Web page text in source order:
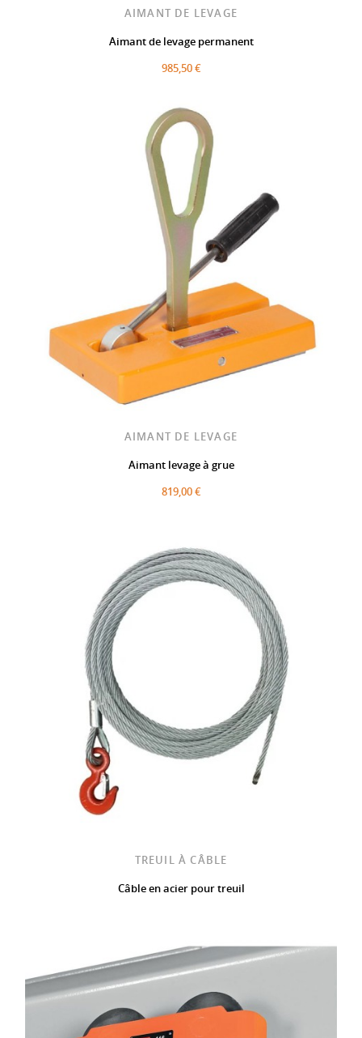
AIMANT DE LEVAGE
Aimant de levage permanent
985,50 €
AIMANT DE LEVAGE
Aimant levage à grue
819,00 €
TREUIL À CÂBLE
Câble en acier pour treuil